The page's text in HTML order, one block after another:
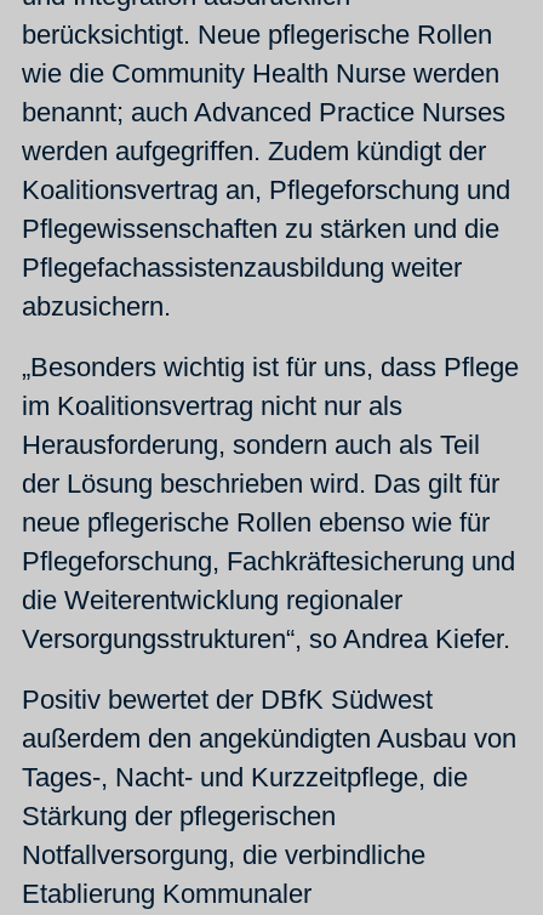
berücksichtigt. Neue pflegerische Rollen
wie die Community Health Nurse werden
benannt; auch Advanced Practice Nurses
werden aufgegriffen. Zudem kündigt der
Koalitionsvertrag an, Pflegeforschung und
Pflegewissenschaften zu stärken und die
Pflegefachassistenzausbildung weiter
abzusichern.
„Besonders wichtig ist für uns, dass Pflege
im Koalitionsvertrag nicht nur als
Herausforderung, sondern auch als Teil
der Lösung beschrieben wird. Das gilt für
neue pflegerische Rollen ebenso wie für
Pflegeforschung, Fachkräftesicherung und
die Weiterentwicklung regionaler
Versorgungsstrukturen“, so Andrea Kiefer.
Positiv bewertet der DBfK Südwest
außerdem den angekündigten Ausbau von
Tages-, Nacht- und Kurzzeitpflege, die
Stärkung der pflegerischen
Notfallversorgung, die verbindliche
Etablierung Kommunaler